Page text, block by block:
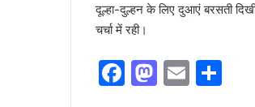
दूल्हा-दुल्हन के लिए दुआएं बरसती
चर्चा में रही।
F
M E